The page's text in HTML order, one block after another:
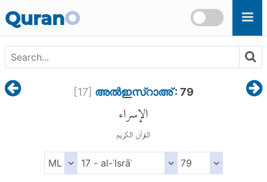
QuranO
[17] അല്‍ഇസ്റാഅ്: 79
الإسراء
القرآن الكريم